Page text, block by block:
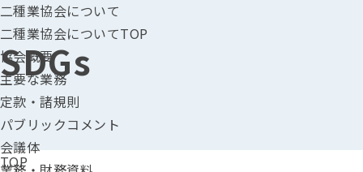
二種業協会について
二種業協会についてTOP
協会概要
主要な業務
定款・諸規則
パブリックコメント
会議体
SDGs
TOP